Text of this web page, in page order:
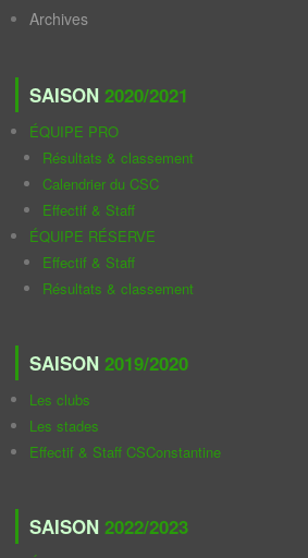
Archives
SAISON 2020/2021
ÉQUIPE PRO
Résultats & classement
Calendrier du CSC
Effectif & Staff
ÉQUIPE RÉSERVE
Effectif & Staff
Résultats & classement
SAISON 2019/2020
Les clubs
Les stades
Effectif & Staff CSConstantine
SAISON 2022/2023